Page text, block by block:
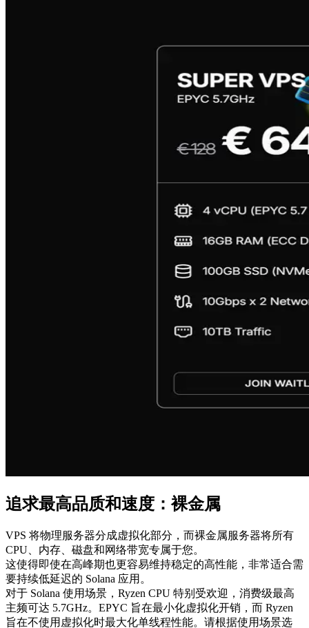
追求最高品质和速度：裸金属
VPS 将物理服务器分成虚拟化部分，而裸金属服务器将所有
CPU、内存、磁盘和网络带宽专属于您。
这使得即使在高峰期也更容易维持稳定的高性能，非常适合需
要持续低延迟的 Solana 应用。
对于 Solana 使用场景，Ryzen CPU 特别受欢迎，消费级最高
主频可达 5.7GHz。EPYC 旨在最小化虚拟化开销，而 Ryzen
旨在不使用虚拟化时最大化单线程性能。请根据使用场景选